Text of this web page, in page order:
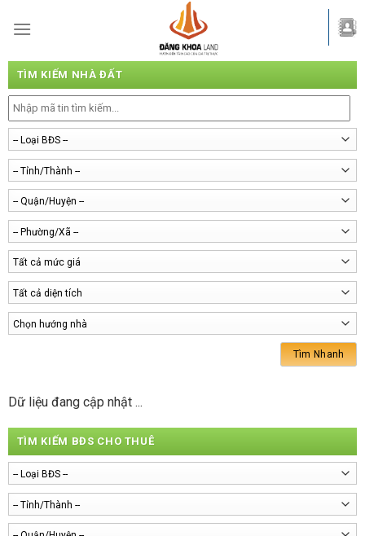
TÌM KIẾM NHÀ ĐẤT
Dữ liệu đang cập nhật ...
TÌM KIẾM BĐS CHO THUÊ